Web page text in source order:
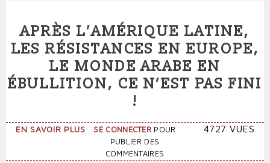
APRÈS L’AMÉRIQUE LATINE,
LES RÉSISTANCES EN EUROPE,
LE MONDE ARABE EN
ÉBULLITION, CE N’EST PAS FINI
!
EN SAVOIR PLUS SUR
APRÈS
L’AMÉRIQUE
SE CONNECTER POUR
PUBLIER DES
COMMENTAIRES
4727 VUES